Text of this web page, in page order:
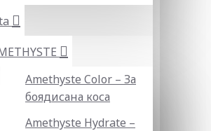
Amethyste Color – За
боядисана коса
Amethyste Hydrate –